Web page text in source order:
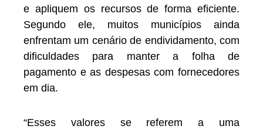
e apliquem os recursos de forma eficiente.
Segundo ele, muitos municípios ainda
enfrentam um cenário de endividamento, com
dificuldades para manter a folha de
pagamento e as despesas com fornecedores
em dia.
“Esses valores se referem a uma